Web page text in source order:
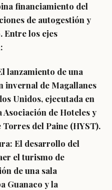
financiamiento del
de autogestión y
Entre los ejes
lanzamiento de una
invernal de Magallanes
Unidos, ejecutada en
Asociación de Hoteles y
del Paine (HYST).
El desarrollo del
el turismo de
de una sala
Guanaco y la